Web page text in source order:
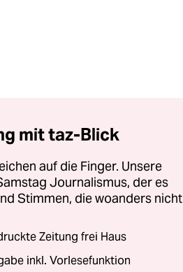
mit taz-Blick
auf die Finger. Unsere
Journalismus, der es
Stimmen, die woanders nicht
Zeitung frei Haus
inkl. Vorlesefunktion